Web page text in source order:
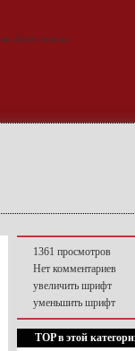
1361 просмотров
Нет комментариев
увеличить шрифт
уменьшить шрифт
TOP в этой